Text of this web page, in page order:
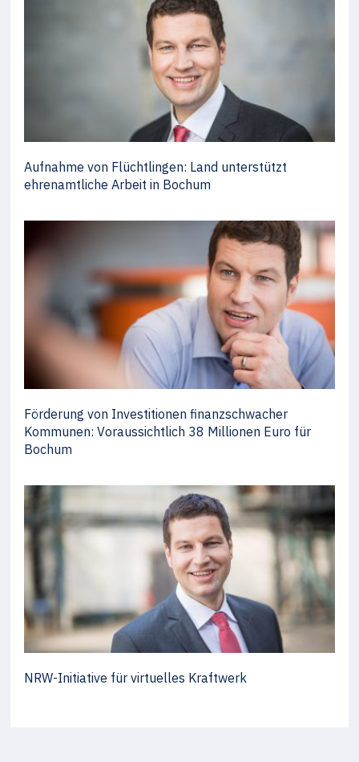
Aufnahme von Flüchtlingen: Land unterstützt
ehrenamtliche Arbeit in Bochum
Förderung von Investitionen finanzschwacher
Kommunen: Voraussichtlich 38 Millionen Euro für
Bochum
NRW-Initiative für virtuelles Kraftwerk